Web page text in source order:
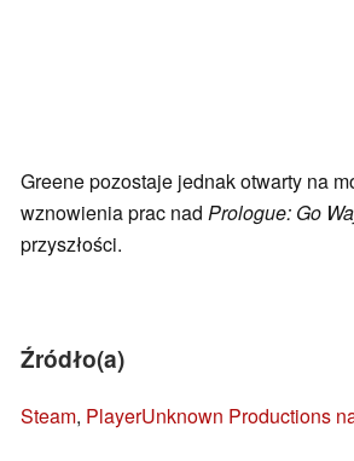
Greene pozostaje jednak otwarty na
wznowienia prac nad Prologue: Go
przyszłości.
Źródło(a)
Steam, PlayerUnknown Productions